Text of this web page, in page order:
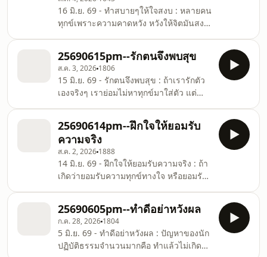
16 มิ.ย. 69 - ทำสบายๆให้ใจสงบ : หลายคน
ทุกข์เพราะความคาดหวัง หวังให้จิตมันสงบ
หงุดหงิด เกิดความไม่พอใจ เกิดความท้อ
บางคนก็โมโหตัวเอง มันฟุ้งเยอะเหลือเกิน
บางคนก็เอารองเท้าแตะฟาดหัว ทำไมมัน
คิดมากเหลือเกิน บางคนก็เอากำปั้นทุบอก
ตัวเองซ้ายขวา ซ้ายขวา เพราะหงุดหงิดผิด
หวังที่มันคิดไม่หยุด ความคิดไม่หยุด มันก็ไม่
ได้เป็นเรื่องเสียหาย ถ้าหากว่าเราคิดเมื่อ
ไหร่ก็รู
25690615pm--รักตนจึงพบสุข
ส.ค. 3, 2026 1806
15 มิ.ย. 69 - รักตนจึงพบสุข : ถ้าเรารักตัว
เองจริงๆ เราย่อมไม่หาทุกข์มาใส่ตัว แต่
บุหรี่บ้าง กินเหล้าบ้าง แม้แต่อาหาร ก็ต้องมี
รสชาติจัดจ้าน ทั้งๆ ที่รู้ว่า หวานมากไม่ดี
ไขมันมากไม่ดี แต่ก็ยังอยากกิน อาหารที่มี
สีสันสดใส แม้จะรู้ว่าเต็มไปด้วยสารเคมี ก็
อดใจไม่ได้ ต้องไปดิ้นรนหามาเสพ อันนี้ก็
คือการหาทุกข์มาใส่ตัวในส่วนร่างกาย? ใน
ส่วนจิตใจก็อาจจะไปเบียดเบียนผู้อื่น ที
25690614pm--ฝึกใจให้ยอมรับ
ความจริง
ส.ค. 2, 2026 1888
14 มิ.ย. 69 - ฝึกใจให้ยอมรับความจริง : ถ้า
เกิดว่ายอมรับความทุกข์ทางใจ หรือยอมรับ
ยอมรับว่า เออ เรายังปฏิบัติไม่มากพอ มันก็
ทำให้ความทุกข์ใจเบาบางลง หรือมิฉะนั้นก็
ยอมรับว่า เออ มันเป็นเช่นนั้นเองแต่ว่าเป็น
เพราะคาดหวังกับสิ่งที่ควรจะเป็น ก็คือว่า
อุตส่าห์ภาวนามาหลายสิบปี มันน่าจะมาใช้
25690605pm--ทำดีอย่าหวังผล
ก.ค. 28, 2026 1804
5 มิ.ย. 69 - ทำดีอย่าหวังผล : ปัญหาของนัก
ปฏิบัติธรรมจำนวนมากคือ ทำแล้วไม่เกิด